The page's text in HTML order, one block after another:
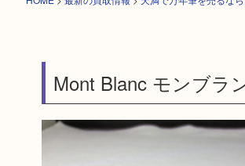
Mont Blanc モンブラ